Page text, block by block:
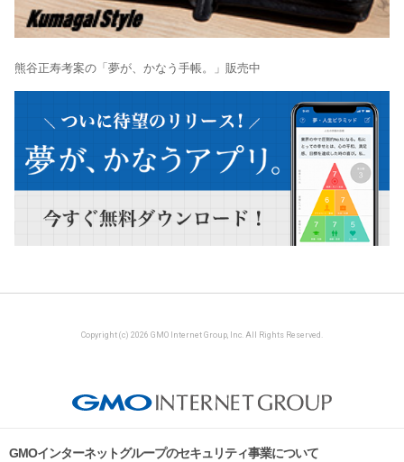
熊谷正寿考案の「夢が、かなう手帳。」販売中
Copyright (c) 2026 GMO Internet Group, Inc. All Rights Reserved.
GMOインターネットグループのセキュリティ事業について